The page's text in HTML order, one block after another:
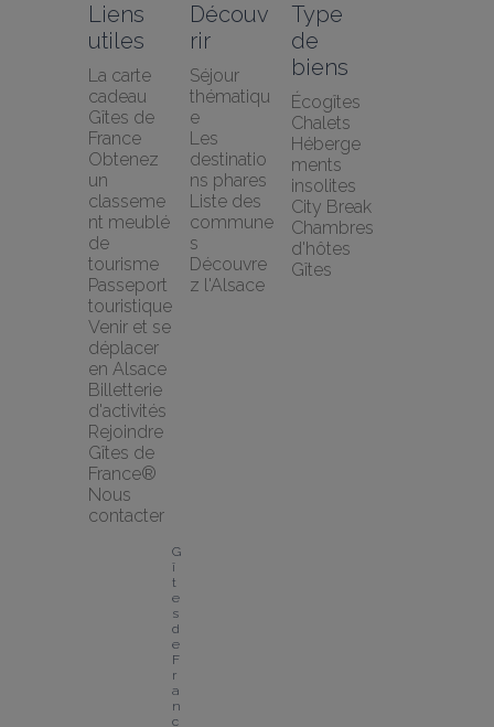
Liens
utiles
La carte
cadeau
Gîtes de
France
Obtenez
un
classeme
nt meublé
de
tourisme
Passeport
touristique
Venir et se
déplacer
en Alsace
Billetterie
d'activités
Rejoindre
Gîtes de
France®
Nous
contacter
Découv
rir
Séjour
thématiqu
e
Les
destinatio
ns phares
Liste des
commune
s
Découvre
z l'Alsace
Type
de
biens
Écogîtes
Chalets
Héberge
ments
insolites
City Break
Chambres
d'hôtes
Gîtes
G
î
t
e
s
d
e
F
r
a
n
c